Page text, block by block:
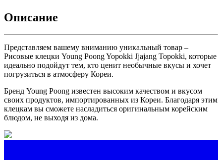
Описание
Представляем вашему вниманию уникальный товар –
Рисовые клецки Young Poong Yopokki Jjajang Topokki, которые
идеально подойдут тем, кто ценит необычные вкусы и хочет
погрузиться в атмосферу Кореи.
Бренд Young Poong известен высоким качеством и вкусом
своих продуктов, импортированных из Кореи. Благодаря этим
клецкам вы сможете насладиться оригинальным корейским
блюдом, не выходя из дома.